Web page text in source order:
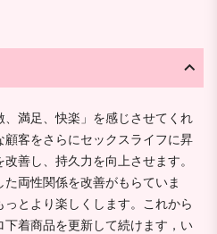
満足、快楽」を感じさせてくれ
客をさらにセックスライフに昇
善し、持久力を向上させます。
両性関係を改善がもらていま
とより楽しくします。これから
着商品を更新して続けます，い